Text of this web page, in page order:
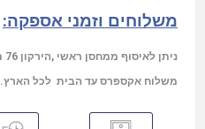
משלוחים וזמני אספקה:
ניתן לאיסוף ממחסן ראשי ,הירקון 76 תל אביב- עד 3 ימי עסקים.
משלוח אקספרס עד הבית לכל הארץ.